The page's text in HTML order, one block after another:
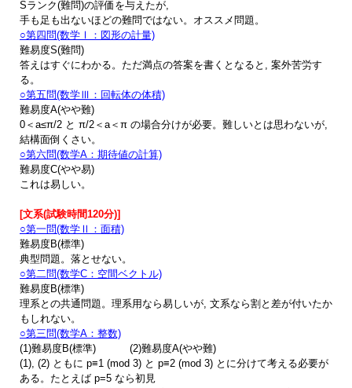
Sランク(難問)の評価を与えたが,
手も足も出ないほどの難問ではない。オススメ問題。
○第四問(数学Ⅰ：図形の計量)
難易度S(難問)
答えはすぐにわかる。ただ満点の答案を書くとなると, 案外苦労す
る。
○第五問(数学Ⅲ：回転体の体積)
難易度A(やや難)
0＜a≤π/2 と π/2＜a＜π の場合分けが必要。難しいとは思わないが,
結構面倒くさい。
○第六問(数学A：期待値の計算)
難易度C(やや易)
これは易しい。
[文系(試験時間120分)]
○第一問(数学Ⅱ：面積)
難易度B(標準)
典型問題。落とせない。
○第二問(数学C：空間ベクトル)
難易度B(標準)
理系との共通問題。理系用なら易しいが, 文系なら割と差が付いたか
もしれない。
○第三問(数学A：整数)
(1)難易度B(標準)
(2)難易度A(やや難)
(1), (2) ともに p≡1 (mod 3) と p≡2 (mod 3) とに分けて考える必要が
ある。たとえば p=5 なら初見